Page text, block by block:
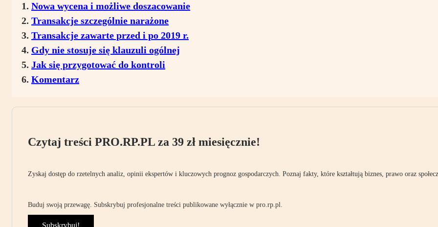
Nowa wycena i możliwe doszacowanie
Transakcje szczególnie narażone
Transakcje zawarte przed i po 2019 r.
Gdy nie stosuje się klauzuli ogólnej
Jak się przygotować do kontroli
Komentarz
Czytaj treści PRO.RP.PL za 39 zł miesięcznie!
Zyskaj dostęp do rzetelnych analiz, opinii ekspertów i kluczowych prognoz gospodarczych. Poznaj fakty, które kształtują biznes, prawo oraz
Buduj swoją przewagę. Subskrybuj profesjonalne treści publikowane wyłącznie w pro.rp.pl.
Subskrybuj!